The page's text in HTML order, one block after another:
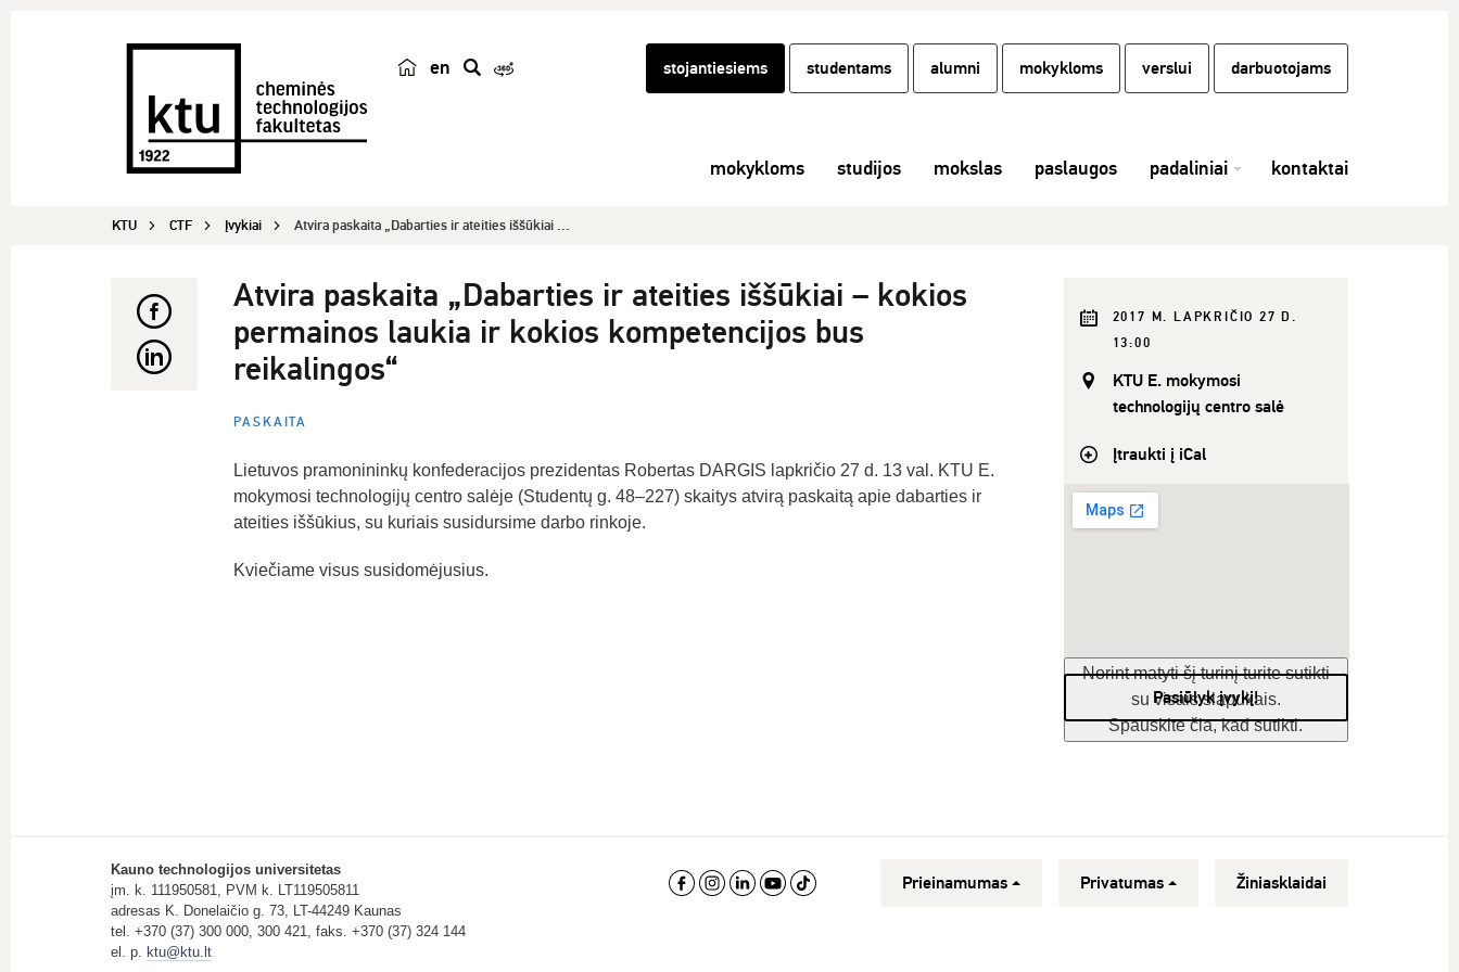
en
k
stojantiesiems studentams alumni mokykloms verslui darbuotojams
mokykloms studijos mokslas paslaugos padaliniai kontaktai
KTU CTF Įvykiai Atvira paskaita „Dabarties ir ateities iššūkiai ...
Atvira paskaita „Dabarties ir ateities iššūkiai – kokios
permainos laukia ir kokios kompetencijos bus
reikalingos“
PASKAITA
Lietuvos pramonininkų konfederacijos prezidentas Robertas DARGIS lapkričio 27 d. 13 val. KTU E.
mokymosi technologijų centro salėje (Studentų g. 48–227) skaitys atvirą paskaitą apie dabarties ir
ateities iššūkius, su kuriais susidursime darbo rinkoje.
Kviečiame visus susidomėjusius.
2017 M. LAPKRIČIO 27 D.
13:00
KTU E. mokymosi
technologijų centro salė
Įtraukti į iCal
Norint matyti šį turinį turite sutikti
su visais slapukais.
Spauskite čia, kad sutikti.
Pasiūlyk įvykį!
Kauno technologijos universitetas
įm. k. 111950581, PVM k. LT119505811
adresas K. Donelaičio g. 73, LT-44249 Kaunas
tel. +370 (37) 300 000, 300 421, faks. +370 (37) 324 144
el. p. ktu@ktu.lt
Prieinamumas Privatumas Žiniasklaidai